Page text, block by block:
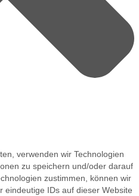
verwenden wir Technologien
zu speichern und/oder darauf
zustimmen, können wir
eindeutige IDs auf dieser Website